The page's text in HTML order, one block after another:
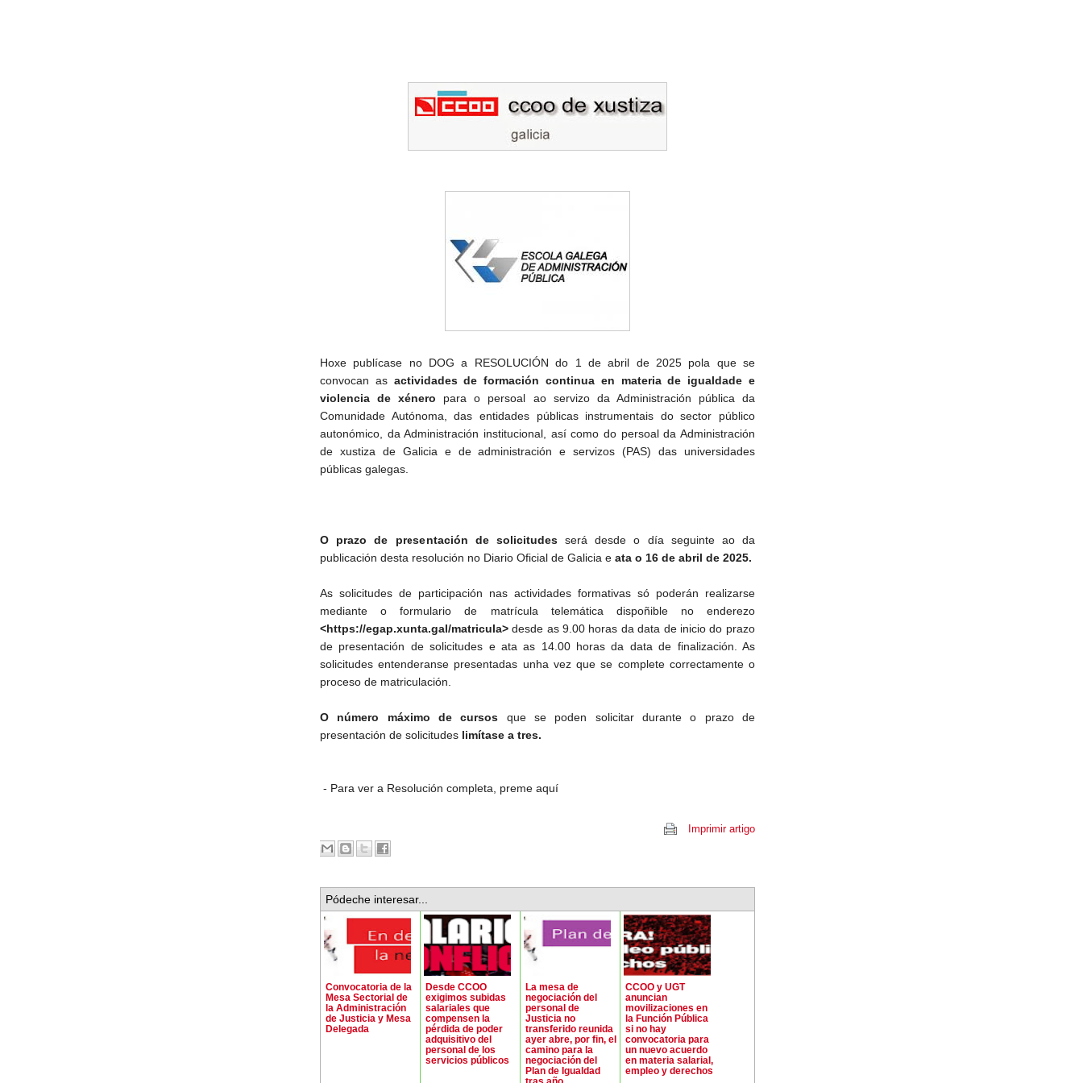
Hoxe publícase no DOG a RESOLUCIÓN do 1 de abril de 2025 pola que se
convocan as actividades de formación continua en materia de igualdade e
violencia de xénero para o persoal ao servizo da Administración pública da
Comunidade Autónoma, das entidades públicas instrumentais do sector público
autonómico, da Administración institucional, así como do persoal da Administración
de xustiza de Galicia e de administración e servizos (PAS) das universidades
públicas galegas.
O prazo de presentación de solicitudesserá desde o día seguinte ao da
publicación desta resolución no Diario Oficial de Galicia e ata o 16 de abril de 2025.
As solicitudes de participación nas actividades formativas só poderán realizarse
mediante o formulario de matrícula telemática dispoñible no enderezo
<https://egap.xunta.gal/matricula>desde as 9.00 horas da data de inicio do prazo
de presentación de solicitudes e ata as 14.00 horas da data de finalización. As
solicitudes entenderanse presentadas unha vez que se complete correctamente o
proceso de matriculación.
O número máximo de cursos que se poden solicitar durante o prazo de
presentación de solicitudes limítase a tres.
- Para ver a Resolución completa, preme aquí
Imprimir artigo
Pódeche interesar...
Convocatoria de la
Mesa Sectorial de
la Administración
de Justicia y Mesa
Delegada
Desde CCOO
exigimos subidas
salariales que
compensen la
pérdida de poder
adquisitivo del
personal de los
servicios públicos
La mesa de
negociación del
personal de
Justicia no
transferido reunida
ayer abre, por fin, el
camino para la
negociación del
Plan de Igualdad
tras año...
CCOO y UGT
anuncian
movilizaciones en
la Función Pública
si no hay
convocatoria para
un nuevo acuerdo
en materia salarial,
empleo y derechos